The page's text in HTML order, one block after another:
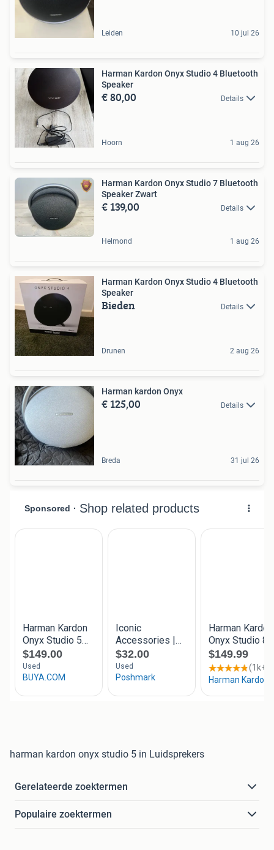
Leiden 10 jul 26
Harman Kardon Onyx Studio 4 Bluetooth
Speaker
€ 80,00 Details
Hoorn 1 aug 26
Harman Kardon Onyx Studio 7 Bluetooth
Speaker Zwart
€ 139,00 Details
Helmond 1 aug 26
Harman Kardon Onyx Studio 4 Bluetooth
Speaker
Bieden Details
Drunen 2 aug 26
Harman kardon Onyx
€ 125,00 Details
Breda 31 jul 26
harman kardon onyx studio 5 in Luidsprekers
Gerelateerde zoektermen
Populaire zoektermen